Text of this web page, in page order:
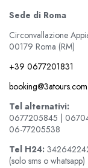
Sede di Roma
Circonvallazione
00179 Roma (RM)
+39 0677201831
booking@3atours.com
Tel alternativi:
0677205845 |
06-77205538
Tel H24:
(solo sms o whatsapp)